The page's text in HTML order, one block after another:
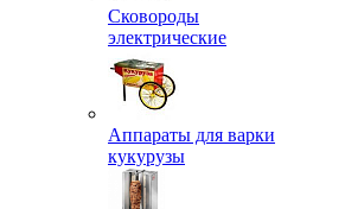
Сковороды
электрические
Аппараты для варки
кукурузы